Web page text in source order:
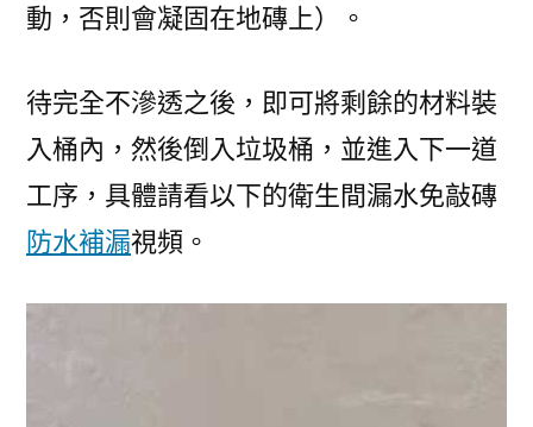
動，否則會凝固在地磚上）。
待完全不滲透之後，即可將剩餘的材料裝
入桶內，然後倒入垃圾桶，並進入下一道
工序，具體請看以下的衛生間漏水免敲磚
防水補漏視頻。